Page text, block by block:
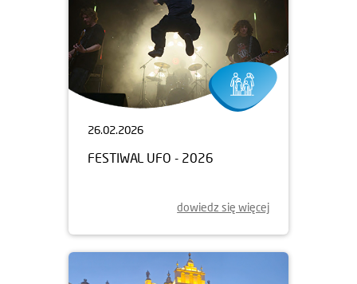
26.02.2026
FESTIWAL UFO - 2026
dowiedz się więcej